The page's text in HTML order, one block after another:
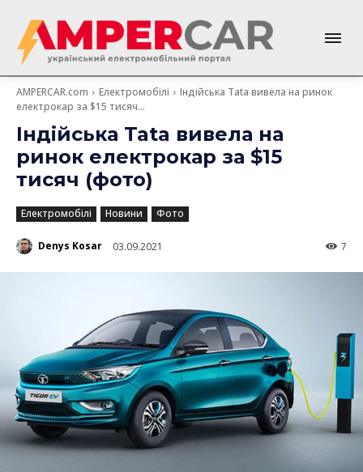
AMPERCAR.com Електромобілі
Індійська Tata вивела на ринок
електрокар за $15 тисяч...
Індійська Tata вивела на
ринок електрокар за $15
тисяч (фото)
Електромобілі Новини Фото
Denys Kosar 03.09.2021 7